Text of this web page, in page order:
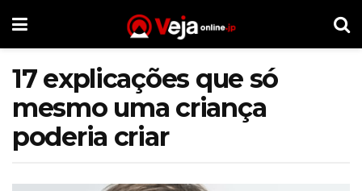
17 explicações que só
mesmo uma criança
poderia criar